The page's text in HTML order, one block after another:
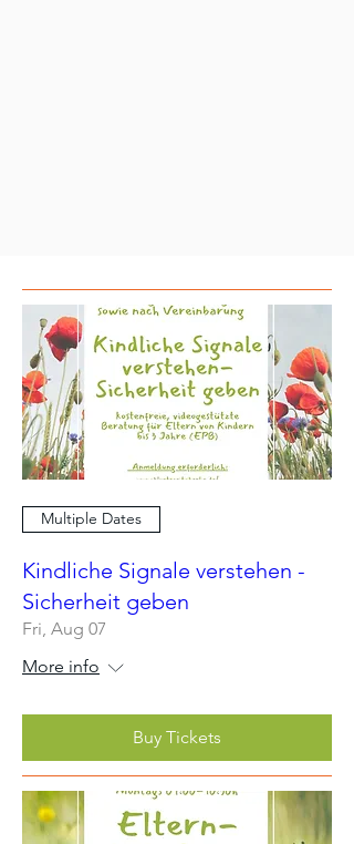
Multiple Dates
Kindliche Signale verstehen -
Sicherheit geben
Fri, Aug 07
More info
Buy Tickets